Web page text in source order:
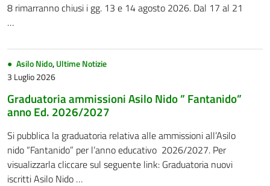
8 rimarranno chiusi i gg. 13 e 14 agosto 2026. Dal 17 al 21
…
Asilo Nido,Ultime Notizie
3 Luglio 2026
Graduatoria ammissioni Asilo Nido ” Fantanido”
anno Ed. 2026/2027
Si pubblica la graduatoria relativa alle ammissioni all’Asilo
nido “Fantanido” per l’anno educativo 2026/2027. Per
visualizzarla cliccare sul seguente link: Graduatoria nuovi
iscritti Asilo Nido …